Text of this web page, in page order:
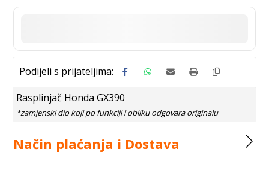
Rasplinjač Honda GX390
Način plaćanja i Dostava